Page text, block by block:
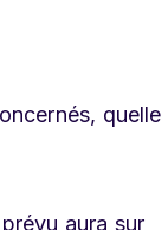
quelle
aura sur